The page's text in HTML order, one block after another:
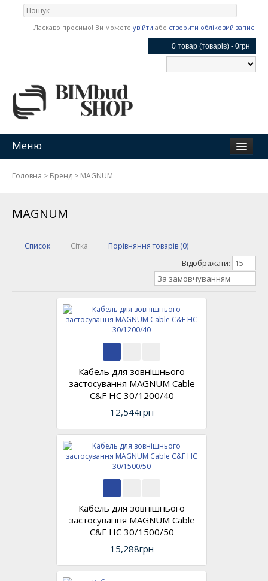
Ласкаво просимо! Ви можете увійти або створити обліковий запис.
0 товар (товарів) - 0грн
Меню
Головна > Бренд > MAGNUM
MAGNUM
Список Сітка
Порівняння товарів (0)
Відображати: 15
За замовчуванням
Кабель для зовнішнього
застосування MAGNUM Cable
C&F HC 30/1200/40
12,544грн
Кабель для зовнішнього
застосування MAGNUM Cable
C&F HC 30/1500/50
15,288грн